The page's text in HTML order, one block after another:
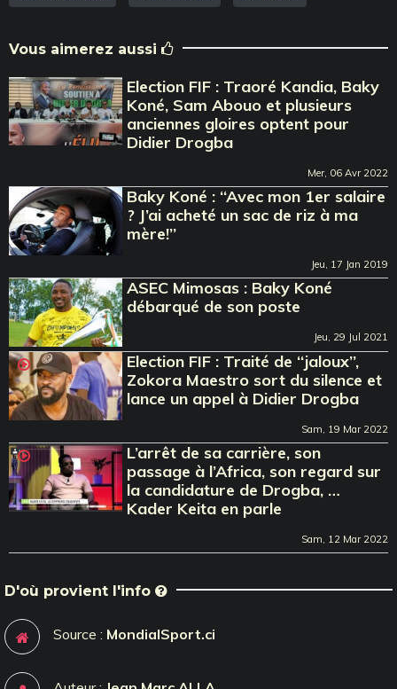
Vous aimerez aussi
Election FIF : Traoré Kandia, Baky
Koné, Sam Abouo et plusieurs
anciennes gloires optent pour
Didier Drogba
Mer, 06 Avr 2022
Baky Koné : ‘‘Avec mon 1er salaire
? J’ai acheté un sac de riz à ma
mère!’’
Jeu, 17 Jan 2019
ASEC Mimosas : Baky Koné
débarqué de son poste
Jeu, 29 Jul 2021
Election FIF : Traité de ‘‘jaloux’’,
Zokora Maestro sort du silence et
lance un appel à Didier Drogba
Sam, 19 Mar 2022
L’arrêt de sa carrière, son
passage à l’Africa, son regard sur
la candidature de Drogba, …
Kader Keita en parle
Sam, 12 Mar 2022
D'où provient l'info
Source : MondialSport.ci